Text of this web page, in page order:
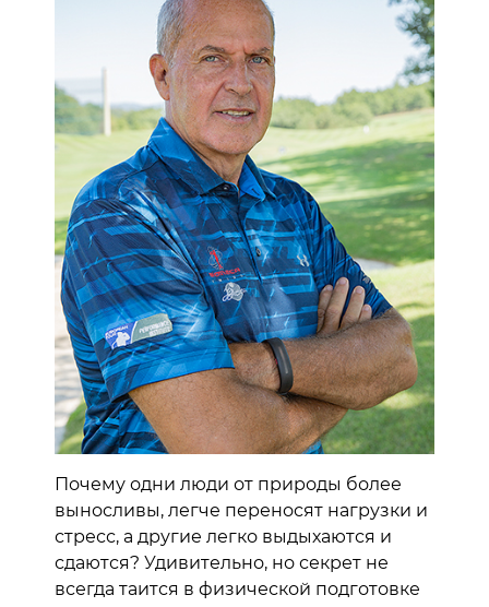
Почему одни люди от природы более
выносливы, легче переносят нагрузки и
стресс, а другие легко выдыхаются и
сдаются? Удивительно, но секрет не
всегда таится в физической подготовке